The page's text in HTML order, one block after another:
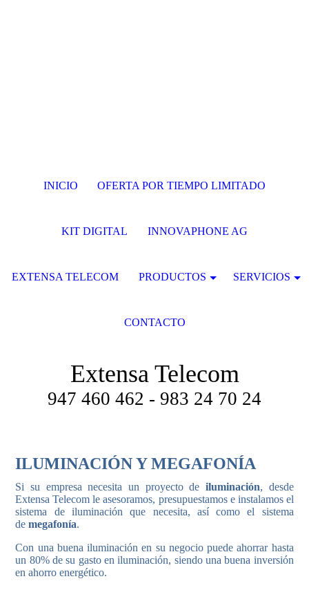
Extensa Telecom
947 460 462 - 983 24 70 24
ILUMINACIÓN Y MEGAFONÍA
Si su empresa necesita un proyecto de iluminación, desde
Extensa Telecom le asesoramos, presupuestamos e instalamos el
sistema de iluminación que necesita, así como el sistema
demegafonía.
Con una buena iluminación en su negocio puede ahorrar hasta
un 80% de su gasto en iluminación, siendo una buena inversión
en ahorro energético.
INICIO OFERTA POR TIEMPO LIMITADO
KIT DIGITAL INNOVAPHONE AG
EXTENSA TELECOM PRODUCTOS SERVICIOS
CONTACTO